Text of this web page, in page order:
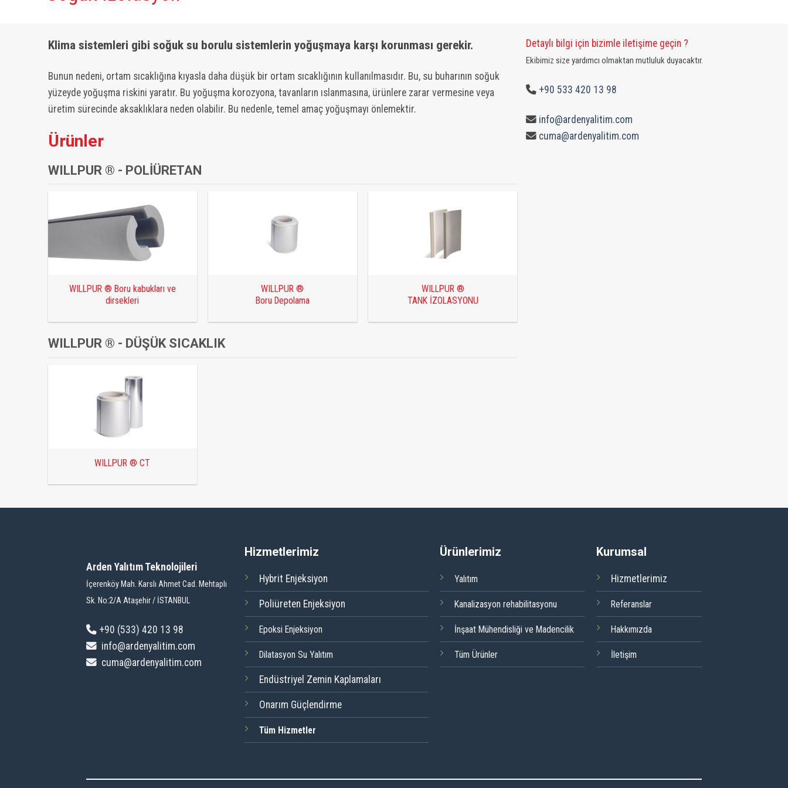
Klima sistemleri gibi soğuk su borulu sistemlerin yoğuşmaya karşı korunması gerekir.
Bunun nedeni, ortam sıcaklığına kıyasla daha düşük bir ortam sıcaklığının kullanılmasıdır. Bu, su buharının soğuk
yüzeyde yoğuşma riskini yaratır. Bu yoğuşma korozyona, tavanların ıslanmasına, ürünlere zarar vermesine veya
üretim sürecinde aksaklıklara neden olabilir. Bu nedenle, temel amaç yoğuşmayı önlemektir.
Ürünler
WILLPUR ® - POLIÜRETAN
WILLPUR ® Boru kabukları ve
dirsekleri
WILLPUR ®
Boru Depolama
WILLPUR ®
TANK İZOLASYONU
WILLPUR ® - DÜŞÜK SICAKLIK
WILLPUR ® CT
Detaylı bilgi için bizimle iletişime geçin ?
Ekibimiz size yardımcı olmaktan mutluluk duyacaktır.
+90 533 420 13 98
info@ardenyalitim.com
cuma@ardenyalitim.com
Arden Yalıtım Teknolojileri
İçerenköy Mah. Karslı Ahmet Cad. Mehtaplı
Sk. No:2/A Ataşehir / İSTANBUL
+90 (533) 420 13 98
info@ardenyalitim.com
cuma@ardenyalitim.com
Hizmetlerimiz
Hybrit Enjeksiyon
Poliüreten Enjeksiyon
Epoksi Enjeksiyon
Dilatasyon Su Yalıtım
Endüstriyel Zemin Kaplamaları
Onarım Güçlendirme
Tüm Hizmetler
Ürünlerimiz
Yalıtım
Kanalizasyon rehabilitasyonu
İnşaat Mühendisliği ve Madencilik
Tüm Ürünler
Kurumsal
Hizmetlerimiz
Referanslar
Hakkımızda
İletişim